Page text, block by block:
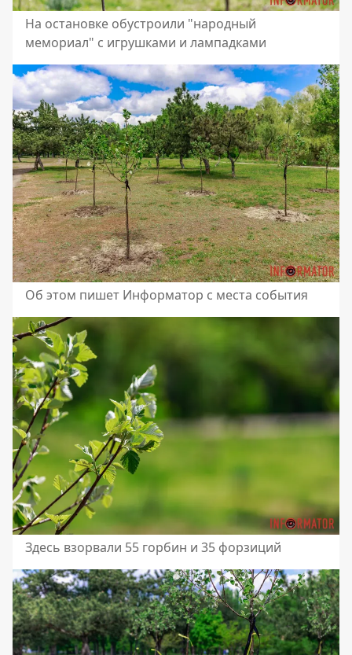
На остановке обустроили "народный
мемориал" с игрушками и лампадками
Об этом пишет Информатор с места события
Здесь взорвали 55 горбин и 35 форзиций